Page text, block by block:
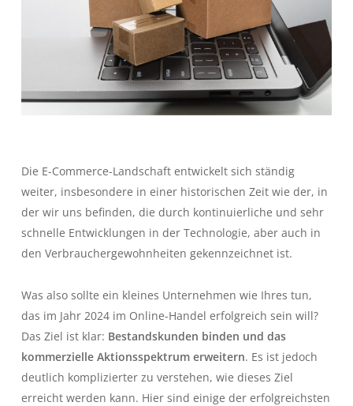
Die E-Commerce-Landschaft entwickelt sich ständig
weiter, insbesondere in einer historischen Zeit wie der, in
der wir uns befinden, die durch kontinuierliche und sehr
schnelle Entwicklungen in der Technologie, aber auch in
den Verbrauchergewohnheiten gekennzeichnet ist.
Was also sollte ein kleines Unternehmen wie Ihres tun,
das im Jahr 2024 im Online-Handel erfolgreich sein will?
Das Ziel ist klar: Bestandskunden binden und das
kommerzielle Aktionsspektrum erweitern. Es ist jedoch
deutlich komplizierter zu verstehen, wie dieses Ziel
erreicht werden kann. Hier sind einige der erfolgreichsten